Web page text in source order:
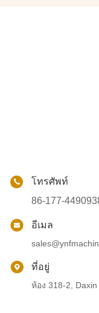
โทรศัพท์
86-177-
อีเมล
ที่อยู่
ห้อง 318-2,